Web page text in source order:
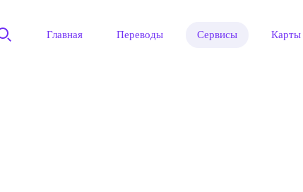
Главная Переводы Сервисы Карты